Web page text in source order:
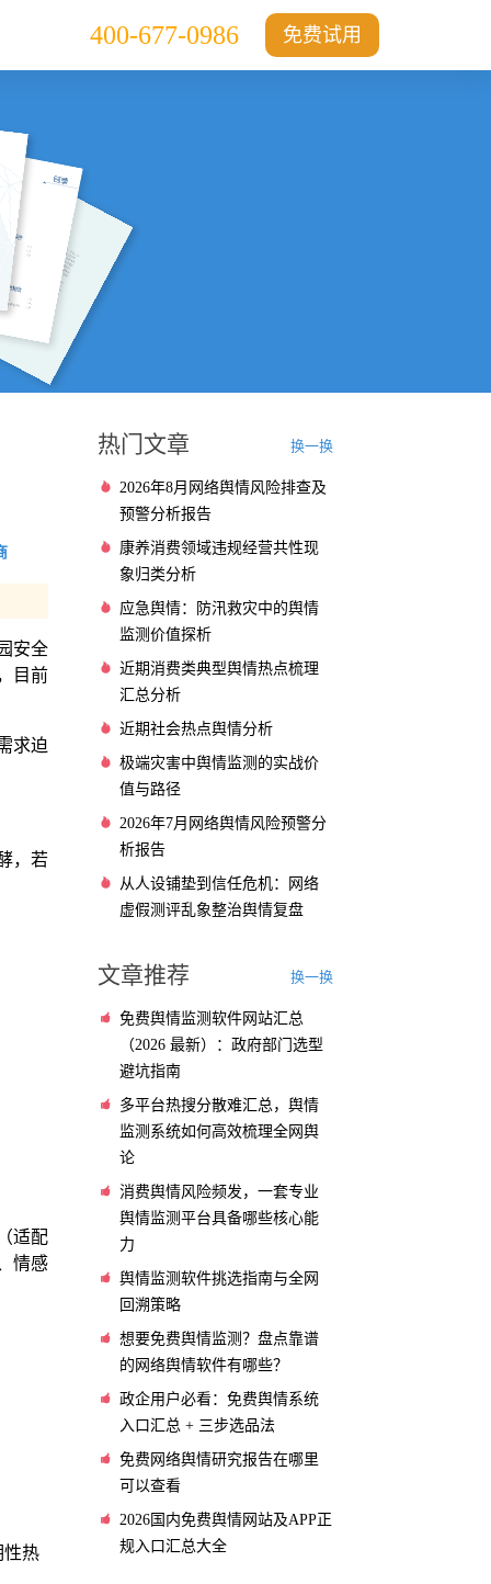
免费试用
400-677-0986
安全
目前
求迫
，若
适配
情感
性热
热门文章 换一换
2026年8月网络舆情风险排查及
预警分析报告
康养消费领域违规经营共性现
象归类分析
应急舆情：防汛救灾中的舆情
监测价值探析
近期消费类典型舆情热点梳理
汇总分析
近期社会热点舆情分析
极端灾害中舆情监测的实战价
值与路径
2026年7月网络舆情风险预警分
析报告
从人设铺垫到信任危机：网络
虚假测评乱象整治舆情复盘
文章推荐 换一换
免费舆情监测软件网站汇总
（2026 最新）：政府部门选型
避坑指南
多平台热搜分散难汇总，舆情
监测系统如何高效梳理全网舆
论
消费舆情风险频发，一套专业
舆情监测平台具备哪些核心能
力
舆情监测软件挑选指南与全网
回溯策略
想要免费舆情监测？盘点靠谱
的网络舆情软件有哪些？
政企用户必看：免费舆情系统
入口汇总 + 三步选品法
免费网络舆情研究报告在哪里
可以查看
2026国内免费舆情网站及APP正
规入口汇总大全